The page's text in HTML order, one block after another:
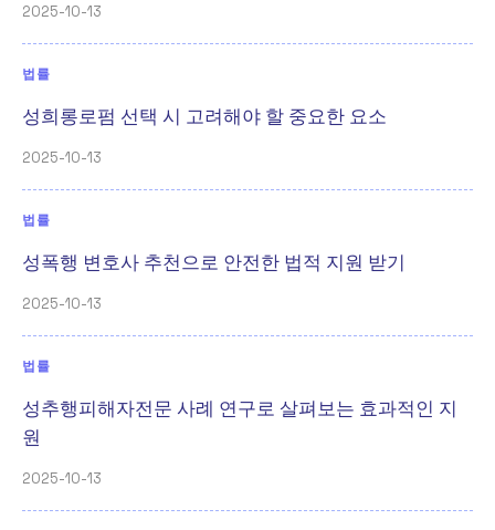
2025-10-13
법률
성희롱로펌 선택 시 고려해야 할 중요한 요소
2025-10-13
법률
성폭행 변호사 추천으로 안전한 법적 지원 받기
2025-10-13
법률
성추행피해자전문 사례 연구로 살펴보는 효과적인 지
원
2025-10-13